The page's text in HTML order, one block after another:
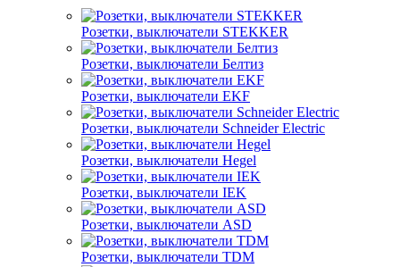
Розетки, выключатели STEKKER
Розетки, выключатели Белтиз
Розетки, выключатели EKF
Розетки, выключатели Schneider Electric
Розетки, выключатели Hegel
Розетки, выключатели IEK
Розетки, выключатели ASD
Розетки, выключатели TDM